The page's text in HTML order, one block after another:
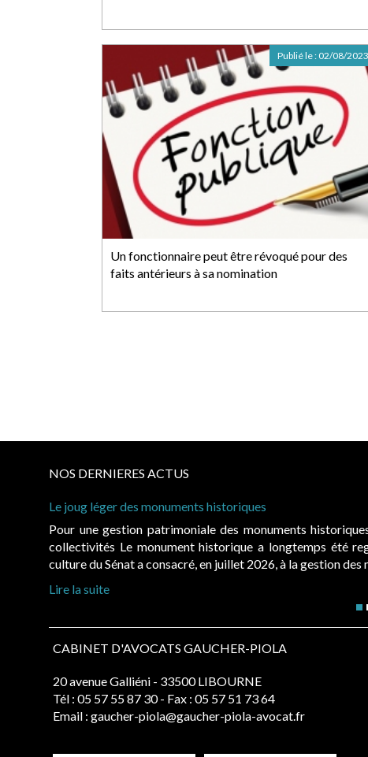
Un fonctionnaire peut être révoqué pour des
faits antérieurs à sa nomination
Publié le : 02/08/2023
NOS DERNIERES ACTUS
Le joug léger des monuments historiques
Pour une gestion patrimoniale des monuments
collectivités Le monument historique a longtemps été
culture du Sénat a consacré, en juillet 2026, à la gestion des
Lire la suite
CABINET D'AVOCATS GAUCHER-PIOLA
20 avenue Galliéni - 33500 LIBOURNE
Tél : 05 57 55 87 30 - Fax : 05 57 51 73 64
Email : gaucher-piola@gaucher-piola-avocat.fr